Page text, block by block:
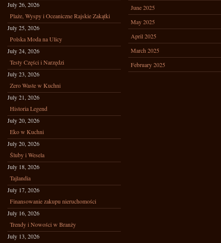
July 26, 2026
Plaże, Wyspy i Oceaniczne Rajskie Zakątki
July 25, 2026
Polska Moda na Ulicy
July 24, 2026
Testy Części i Narzędzi
July 23, 2026
Zero Waste w Kuchni
July 21, 2026
Historia Legend
July 20, 2026
Eko w Kuchni
July 20, 2026
Śluby i Wesela
July 18, 2026
Tajlandia
July 17, 2026
Finansowanie zakupu nieruchomości
July 16, 2026
Trendy i Nowości w Branży
July 13, 2026
June 2025
May 2025
April 2025
March 2025
February 2025